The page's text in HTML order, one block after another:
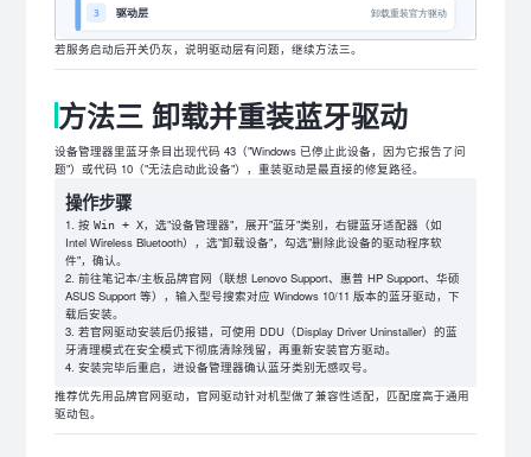
若服务启动后开关仍灰，说明驱动层有问题，继续方法三。
方法三 卸载并重装蓝牙驱动
设备管理器里蓝牙条目出现代码 43（"Windows 已停止此设备，因为它报告了问
题"）或代码 10（"无法启动此设备"），重装驱动是最直接的修复路径。
操作步骤
按Win + X，选"设备管理器"，展开"蓝牙"类别，右键蓝牙适配器（如
Intel Wireless Bluetooth），选"卸载设备"，勾选"删除此设备的驱动程序软
件"，确认。
前往笔记本/主板品牌官网（联想 Lenovo Support、惠普 HP Support、华硕
ASUS Support 等），输入型号搜索对应 Windows 10/11 版本的蓝牙驱动，下
载后安装。
若官网驱动安装后仍报错，可使用 DDU（Display Driver Uninstaller）的蓝
牙清理模式在安全模式下彻底清除残留，再重新安装官方驱动。
安装完毕后重启，进设备管理器确认蓝牙类别无感叹号。
推荐优先用品牌官网驱动，官网驱动针对机型做了兼容性适配，匹配度高于通用
驱动包。